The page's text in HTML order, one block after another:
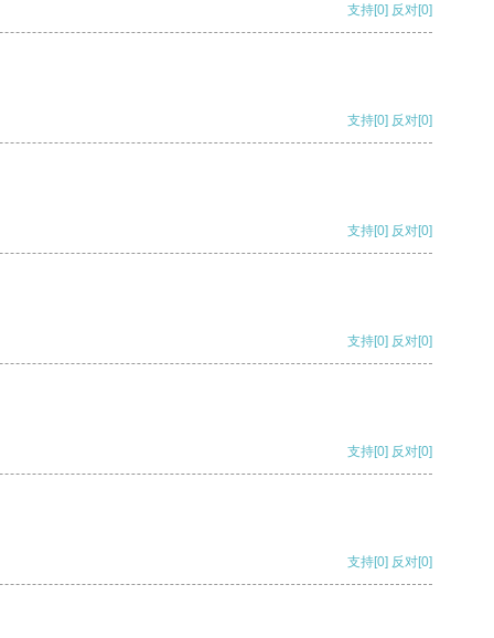
支持[0] 反对[0]
支持[0] 反对[0]
支持[0] 反对[0]
支持[0] 反对[0]
支持[0] 反对[0]
支持[0] 反对[0]